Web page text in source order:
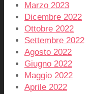
Marzo 2023
Dicembre 2022
Ottobre 2022
Settembre 2022
Agosto 2022
Giugno 2022
Maggio 2022
Aprile 2022